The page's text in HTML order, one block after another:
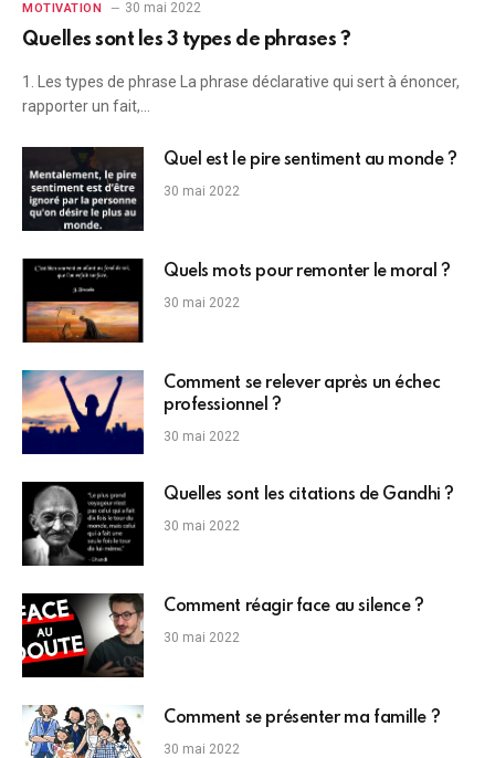
MOTIVATION 30 mai 2022
Quelles sont les 3 types de phrases ?
1. Les types de phrase La phrase déclarative qui sert à énoncer,
rapporter un fait,…
Quel est le pire sentiment au monde ?
30 mai 2022
Quels mots pour remonter le moral ?
30 mai 2022
Comment se relever après un échec
professionnel ?
30 mai 2022
Quelles sont les citations de Gandhi ?
30 mai 2022
Comment réagir face au silence ?
30 mai 2022
Comment se présenter ma famille ?
30 mai 2022